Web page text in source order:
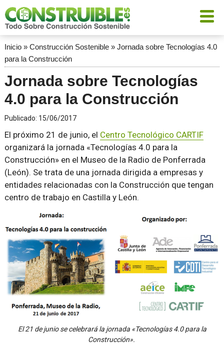
Inicio» Construcción Sostenible» Jornada sobre Tecnologías 4.0
para la Construcción
Jornada sobre Tecnologías
4.0 para la Construcción
Publicado: 15/06/2017
El próximo 21 de junio, el Centro Tecnológico CARTIF
organizará la jornada «Tecnologías 4.0 para la
Construcción» en el Museo de la Radio de Ponferrada
(León). Se trata de una jornada dirigida a empresas y
entidades relacionadas con la Construcción que tengan
centro de trabajo en Castilla y León.
El 21 de junio se celebrará la jornada «Tecnologías 4.0 para la
Construcción».